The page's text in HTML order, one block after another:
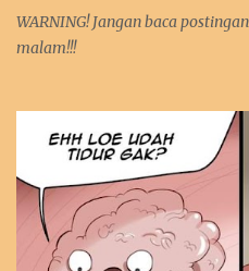
WARNING! Jangan baca
malam!!!